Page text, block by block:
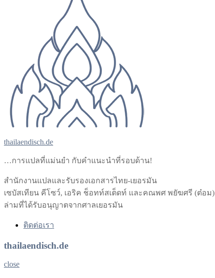
thailaendisch.de
…การแปลที่แม่นยำ กับคำแนะนำที่รอบด้าน!
สำนักงานแปลและรับรองเอกสารไทย-เยอรมัน
เซบัสเทียน คีโซว์, เอริค ช็อทท์สเต็ดท์ และคณพศ พยัฆศรี (ต๋อม)
ล่ามที่ได้รับอนุญาตจากศาลเยอรมัน
ติดต่อเรา
thailaendisch.de
close